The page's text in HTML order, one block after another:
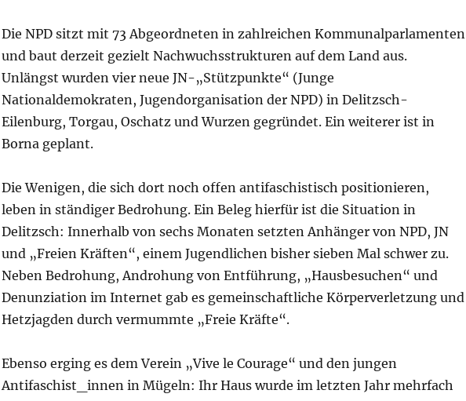
Die NPD sitzt mit 73 Abgeordneten in zahlreichen Kommunalparlamenten
und baut derzeit gezielt Nachwuchsstrukturen auf dem Land aus.
Unlängst wurden vier neue JN-„Stützpunkte“ (Junge
Nationaldemokraten, Jugendorganisation der NPD) in Delitzsch-
Eilenburg, Torgau, Oschatz und Wurzen gegründet. Ein weiterer ist in
Borna geplant.
Die Wenigen, die sich dort noch offen antifaschistisch positionieren,
leben in ständiger Bedrohung. Ein Beleg hierfür ist die Situation in
Delitzsch: Innerhalb von sechs Monaten setzten Anhänger von NPD, JN
und „Freien Kräften“, einem Jugendlichen bisher sieben Mal schwer zu.
Neben Bedrohung, Androhung von Entführung, „Hausbesuchen“ und
Denunziation im Internet gab es gemeinschaftliche Körperverletzung und
Hetzjagden durch vermummte „Freie Kräfte“.
Ebenso erging es dem Verein „Vive le Courage“ und den jungen
Antifaschist_innen in Mügeln: Ihr Haus wurde im letzten Jahr mehrfach